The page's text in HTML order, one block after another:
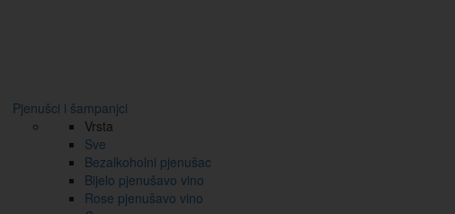
Pjenušci i šampanjci
Vrsta
Sve
Bezalkoholni pjenušac
Bijelo pjenušavo vino
Rose pjenušavo vino